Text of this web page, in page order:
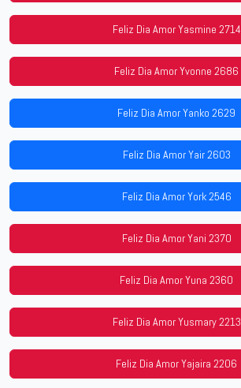
Feliz Dia Amor Yasmine 2714
Feliz Dia Amor Yvonne 2686
Feliz Dia Amor Yanko 2629
Feliz Dia Amor Yair 2603
Feliz Dia Amor York 2546
Feliz Dia Amor Yani 2370
Feliz Dia Amor Yuna 2360
Feliz Dia Amor Yusmary 2213
Feliz Dia Amor Yajaira 2206